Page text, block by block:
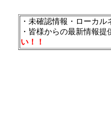
・未確認情報・ローカル
・皆様からの最新情報
い！！